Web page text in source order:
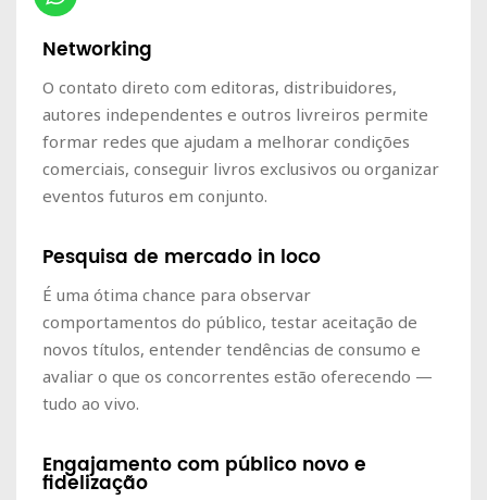
Networking
O contato direto com editoras, distribuidores,
autores independentes e outros livreiros permite
formar redes que ajudam a melhorar condições
comerciais, conseguir livros exclusivos ou organizar
eventos futuros em conjunto.
Pesquisa de mercado in loco
É uma ótima chance para observar
comportamentos do público, testar aceitação de
novos títulos, entender tendências de consumo e
avaliar o que os concorrentes estão oferecendo —
tudo ao vivo.
Engajamento com público novo e
fidelização